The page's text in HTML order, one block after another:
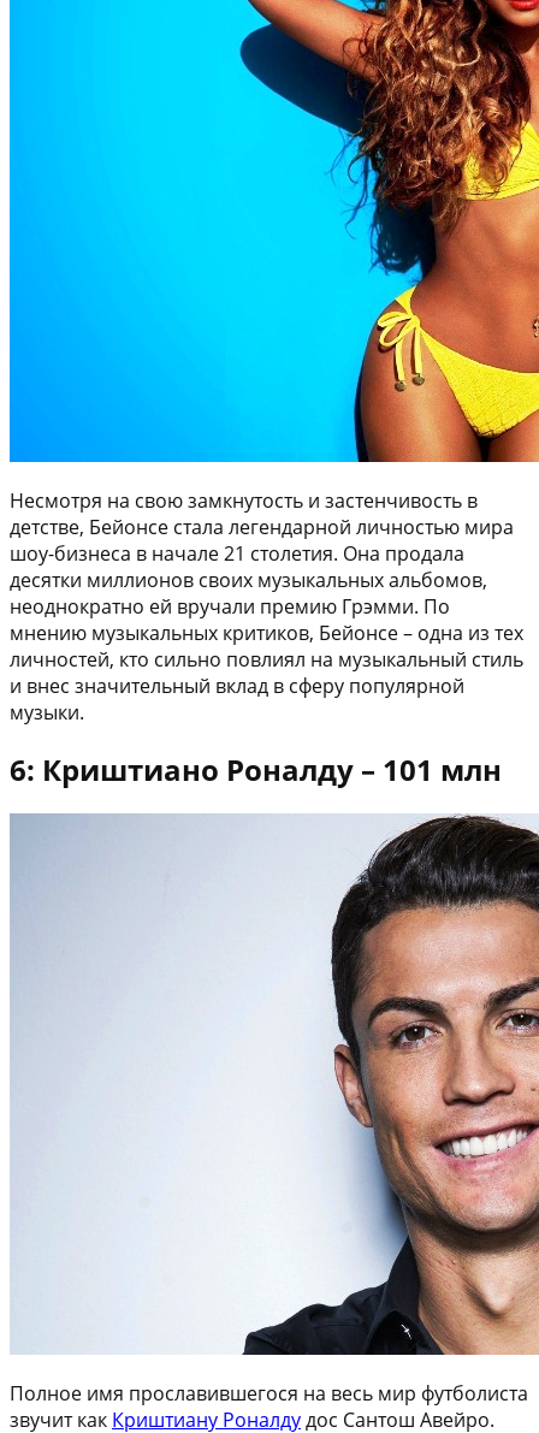
Несмотря на свою замкнутость и застенчивость в
детстве, Бейонсе стала легендарной личностью мира
шоу-бизнеса в начале 21 столетия. Она продала
десятки миллионов своих музыкальных альбомов,
неоднократно ей вручали премию Грэмми. По
мнению музыкальных критиков, Бейонсе – одна из тех
личностей, кто сильно повлиял на музыкальный стиль
и внес значительный вклад в сферу популярной
музыки.
6: Криштиано Роналду – 101 млн
Полное имя прославившегося на весь мир футболиста
звучит как Криштиану Роналдудос Сантош Авейро.